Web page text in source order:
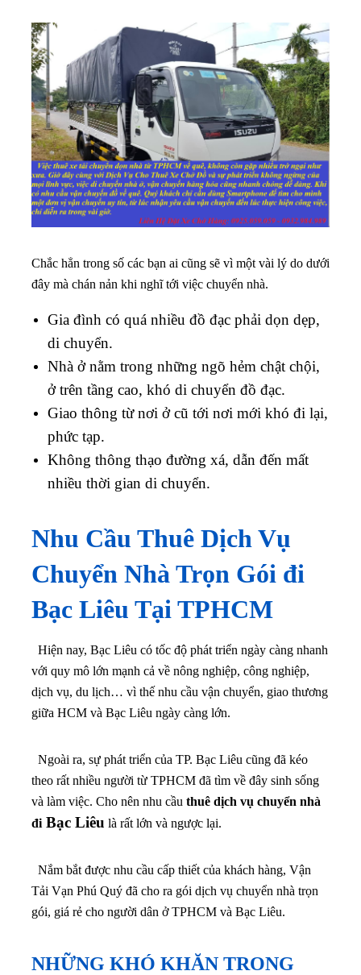
Chắc hẳn trong số các bạn ai cũng sẽ vì một vài lý do dưới
đây mà chán nản khi nghĩ tới việc chuyển nhà.
Gia đình có quá nhiều đồ đạc phải dọn dẹp,
di chuyển.
Nhà ở nằm trong những ngõ hẻm chật chội,
ở trên tầng cao, khó di chuyển đồ đạc.
Giao thông từ nơi ở cũ tới nơi mới khó đi lại,
phức tạp.
Không thông thạo đường xá, dẫn đến mất
nhiều thời gian di chuyển.
Nhu Cầu Thuê Dịch Vụ
Chuyển Nhà Trọn Gói đi
Bạc Liêu Tại TPHCM
Hiện nay, Bạc Liêu có tốc độ phát triển ngày càng nhanh
với quy mô lớn mạnh cả về nông nghiệp, công nghiệp,
dịch vụ, du lịch… vì thế nhu cầu vận chuyển, giao thương
giữa HCM và Bạc Liêu ngày càng lớn.
Ngoài ra, sự phát triển của TP. Bạc Liêu cũng đã kéo
theo rất nhiều người từ TPHCM đã tìm về đây sinh sống
và làm việc. Cho nên nhu cầu thuê dịch vụ chuyển nhà
đi Bạc Liêu là rất lớn và ngược lại.
Nắm bắt được nhu cầu cấp thiết của khách hàng, Vận
Tải Vạn Phú Quý đã cho ra gói dịch vụ chuyển nhà trọn
gói, giá rẻ cho người dân ở TPHCM và Bạc Liêu.
NHỮNG KHÓ KHĂN TRONG